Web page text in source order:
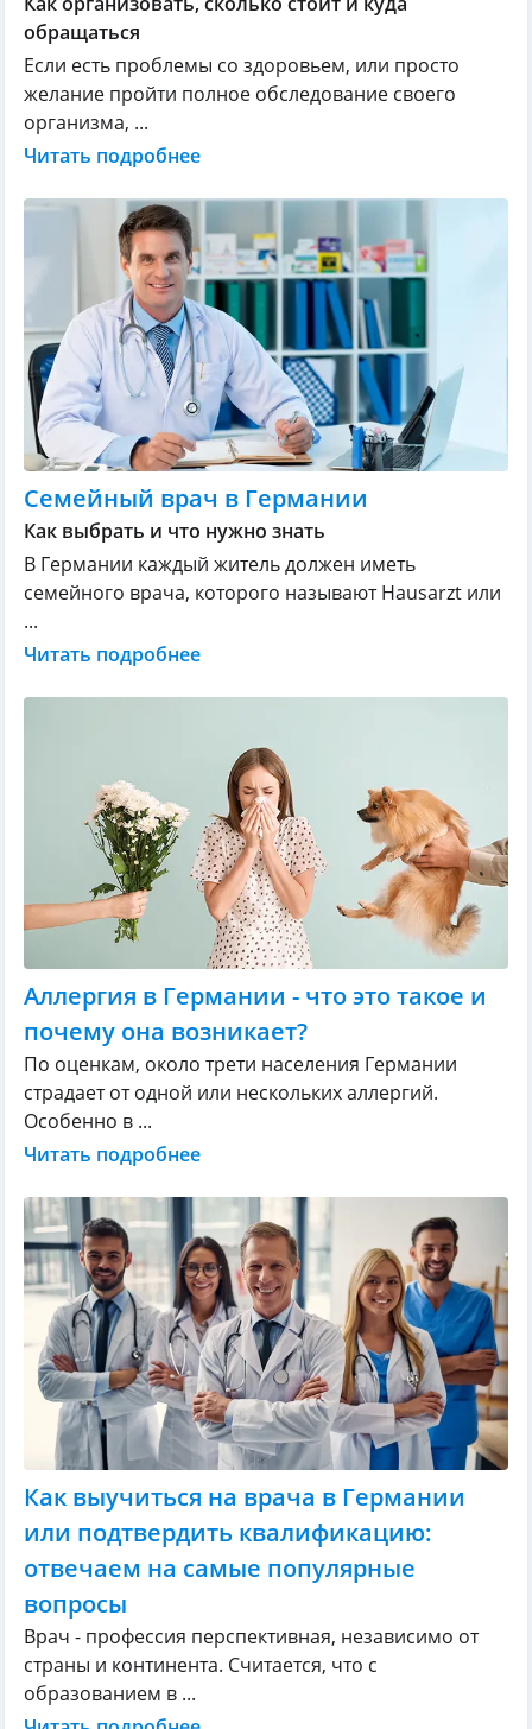
обращаться
Если есть проблемы со здоровьем, или просто
желание пройти полное обследование своего
организма, ...
Читать подробнее
Семейный врач в Германии
Как выбрать и что нужно знать
В Германии каждый житель должен иметь
семейного врача, которого называют Hausarzt или
...
Читать подробнее
Аллергия в Германии - что это такое и
почему она возникает?
По оценкам, около трети населения Германии
страдает от одной или нескольких аллергий.
Особенно в ...
Читать подробнее
Как выучиться на врача в Германии
или подтвердить квалификацию:
отвечаем на самые популярные
вопросы
Врач - профессия перспективная, независимо от
страны и континента. Считается, что с
образованием в ...